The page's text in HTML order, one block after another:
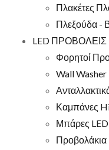
Πλακέτες
Πλεξούδα -
LED ΠΡΟΒΟΛΕΙΣ
Φορητοί
Wall Washer
Καμπάνες
Μπάρες